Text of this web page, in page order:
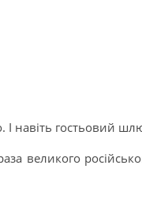
І навіть гостьовий
великого